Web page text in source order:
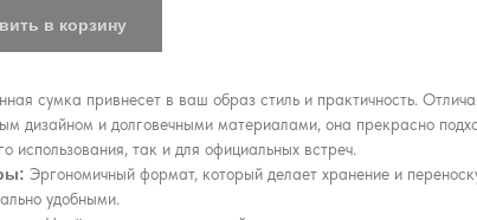
в корзину
сумка привнесет в ваш образ стиль и практичность.
дизайном и долговечными материалами, она прекрасно
использования, так и для официальных встреч.
Эргономичный формат, который делает хранение и
удобными.